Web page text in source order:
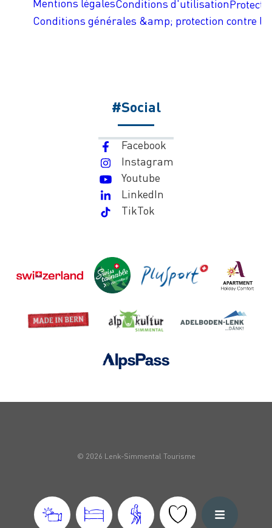
Mentions légalesConditions d'utilisation
Conditions générales &amp; protection contre
#Social
Facebook
Instagram
Youtube
LinkedIn
TikTok
© 2026 Lenk-Simmental Tourisme